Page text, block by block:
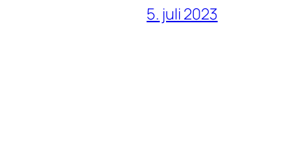
5. juli 2023